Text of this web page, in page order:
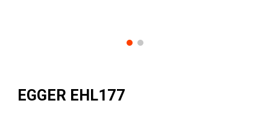
EGGER EHL1 77